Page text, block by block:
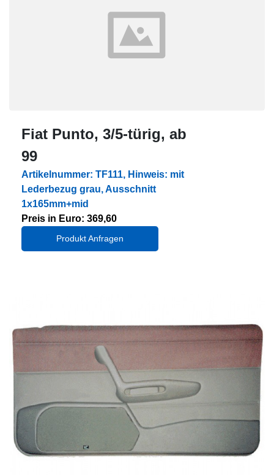
Fiat Punto, 3/5-türig, ab
99
Artikelnummer: TF111, Hinweis: mit
Lederbezug grau, Ausschnitt
1x165mm+mid
Preis in Euro: 369,60
Produkt Anfragen